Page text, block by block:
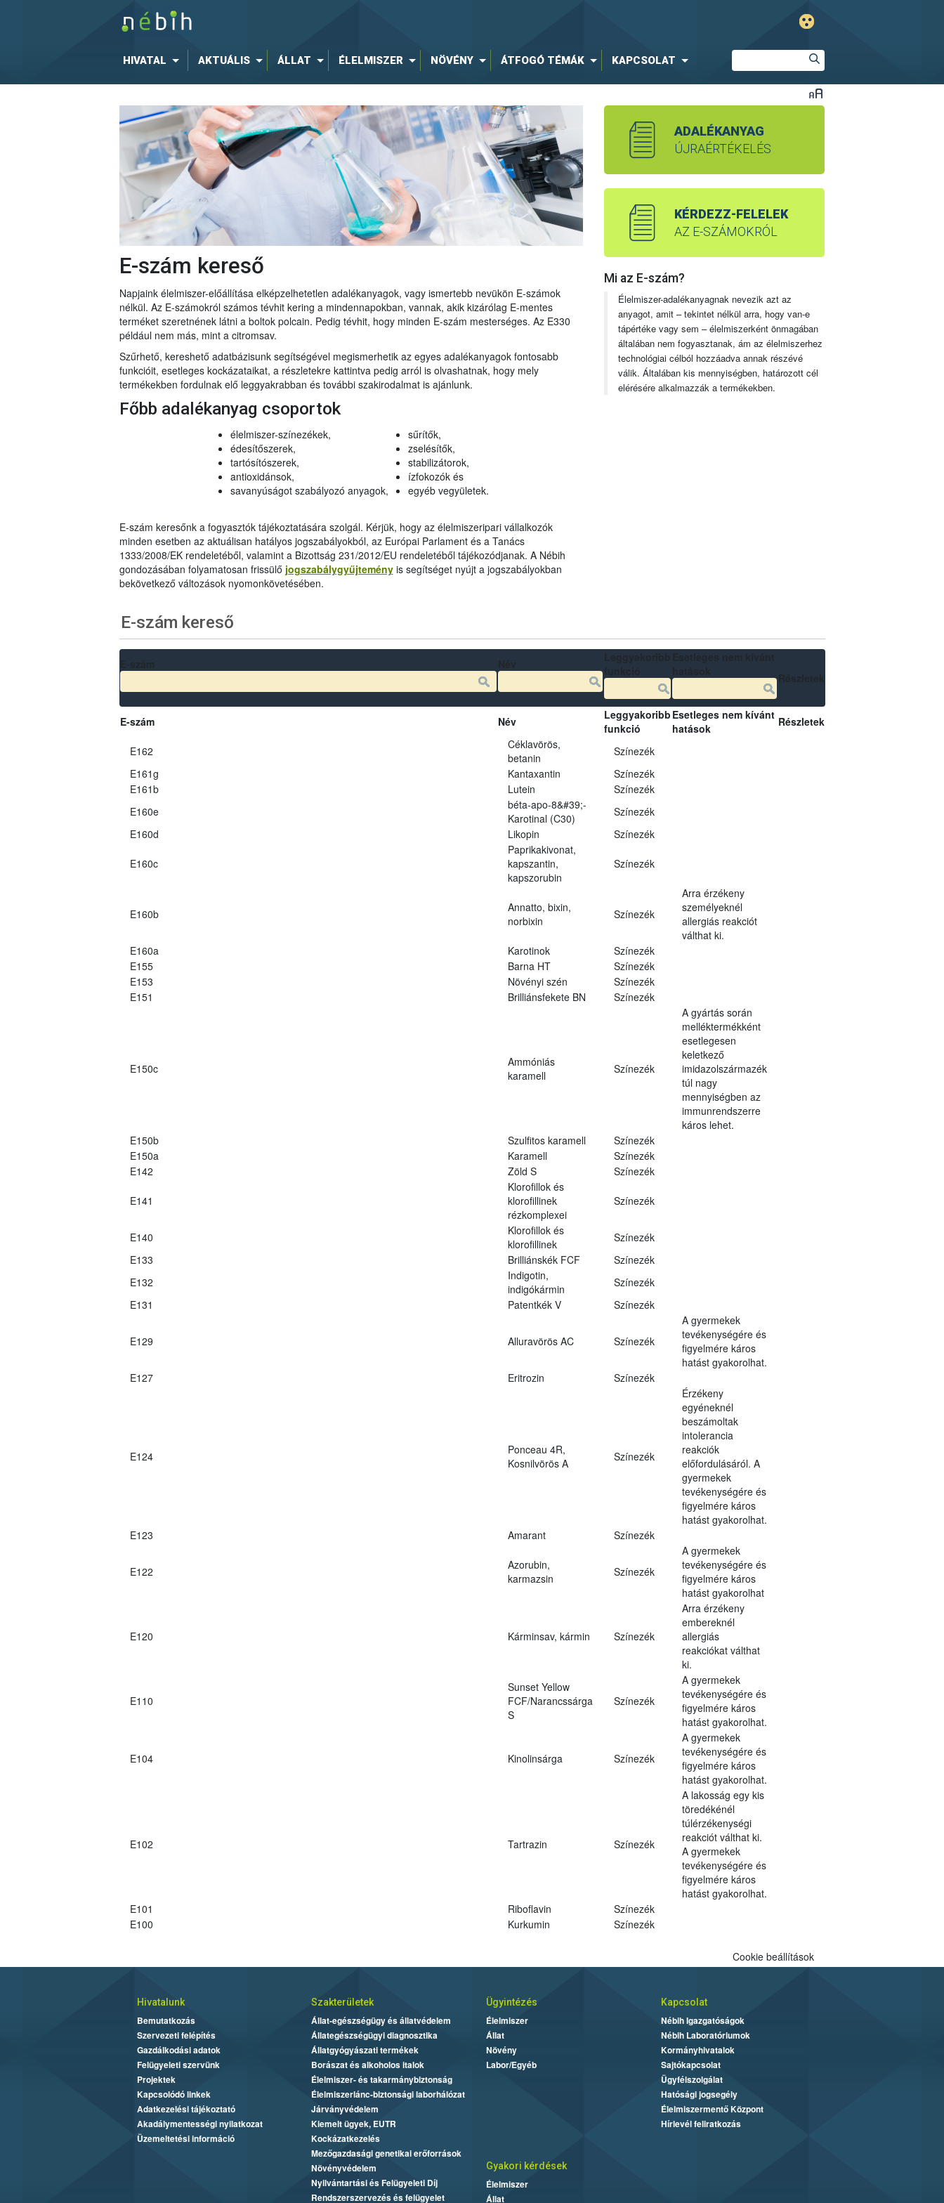
HIVATAL AKTUÁLIS ÁLLAT ÉLELMISZER NÖVÉNY ÁTFOGÓ TÉMÁK KAPCSOLAT
E-szám kereső
Napjaink élelmiszer-előállítása elképzelhetetlen adalékanyagok, vagy ismertebb nevükön E-számok
nélkül. Az E-számokról számos tévhit kering a mindennapokban, vannak, akik kizárólag E-mentes
terméket szeretnének látni a boltok polcain. Pedig tévhit, hogy minden E-szám mesterséges. Az E330
például nem más, mint a citromsav.
Szűrhető, kereshető adatbázisunk segítségével megismerhetik az egyes adalékanyagok fontosabb
funkcióit, esetleges kockázataikat, a részletekre kattintva pedig arról is olvashatnak, hogy mely
termékekben fordulnak elő leggyakrabban és további szakirodalmat is ajánlunk.
Főbb adalékanyag csoportok
élelmiszer-színezékek,
édesítőszerek,
tartósítószerek,
antioxidánsok,
savanyúságot szabályozó anyagok,
sűrítők,
zselésítők,
stabilizátorok,
ízfokozók és
egyéb vegyületek.
E-szám keresőnk a fogyasztók tájékoztatására szolgál. Kérjük, hogy az élelmiszeripari vállalkozók
minden esetben az aktuálisan hatályos jogszabályokból, az Európai Parlament és a Tanács
1333/2008/EK rendeletéből, valamint a Bizottság 231/2012/EU rendeletéből tájékozódjanak. A Nébih
gondozásában folyamatosan frissülő jogszabálygyűjteményis segítséget nyújt a jogszabályokban
bekövetkező változások nyomonkövetésében.
ADALÉKANYAG
ÚJRAÉRTÉKELÉS
KÉRDEZZ-FELELEK
AZ E-SZÁMOKRÓL
Mi az E-szám?
Élelmiszer-adalékanyagnak nevezik azt az
anyagot, amit – tekintet nélkül arra, hogy van-e
tápértéke vagy sem – élelmiszerként önmagában
általában nem fogyasztanak, ám az élelmiszerhez
technológiai célból hozzáadva annak részévé
válik. Általában kis mennyiségben, határozott cél
elérésére alkalmazzák a termékekben.
E-szám kereső
E-szám Név
Leggyakoribb
funkció
Esetleges nem kívánt
hatások
Részletek
E162
Céklavörös,
betanin
Színezék
E161g
Kantaxantin
Színezék
E161b
Lutein
Színezék
E160e
béta-apo-8&#39;-
Karotinal (C30)
Színezék
E160d
Likopin Színezék
E160c
Paprikakivonat,
kapszantin,
kapszorubin
Színezék
E160b
Annatto, bixin,
norbixin
Színezék
Arra érzékeny
személyeknél
allergiás reakciót
válthat ki.
E160a
Karotinok
Színezék
E155
Barna HT
Színezék
E153
Növényi szén
Színezék
E151
Brilliánsfekete BN Színezék
E150c
Ammóniás
karamell
Színezék
A gyártás során
melléktermékként
esetlegesen
keletkező
imidazolszármazék
túl nagy
mennyiségben az
immunrendszerre
káros lehet.
E150b
Szulfitos karamell
Színezék
E150a
Karamell
Színezék
E142
Zöld S Színezék
E141
Klorofillok és
klorofillinek
rézkomplexei
Színezék
E140
Klorofillok és
klorofillinek
Színezék
E133
Brilliánskék FCF
Színezék
E132
Indigotin,
indigókármin
Színezék
E131
Patentkék V Színezék
E129 Alluravörös AC Színezék
A gyermekek
tevékenységére és
figyelmére káros
hatást gyakorolhat.
E127
Eritrozin Színezék
E124
Ponceau 4R,
Kosnilvörös A
Színezék
Érzékeny
egyéneknél
beszámoltak
intolerancia
reakciók
előfordulásáról. A
gyermekek
tevékenységére és
figyelmére káros
hatást gyakorolhat.
E123
Amarant Színezék
E122
Azorubin,
karmazsin
Színezék
A gyermekek
tevékenységére és
figyelmére káros
hatást gyakorolhat
E120 Kárminsav, kármin Színezék
Arra érzékeny
embereknél
allergiás
reakciókat válthat
ki.
E110
Sunset Yellow
FCF/Narancssárga
S
Színezék
A gyermekek
tevékenységére és
figyelmére káros
hatást gyakorolhat.
E104 Kinolinsárga Színezék
A gyermekek
tevékenységére és
figyelmére káros
hatást gyakorolhat.
E102 Tartrazin Színezék
A lakosság egy kis
töredékénél
túlérzékenységi
reakciót válthat ki.
A gyermekek
tevékenységére és
figyelmére káros
hatást gyakorolhat.
E101
Riboflavin
Színezék
E100
Kurkumin Színezék
Cookie beállítások
Hivatalunk
Bemutatkozás
Szervezeti felépítés
Gazdálkodási adatok
Felügyeleti szervünk
Projektek
Kapcsolódó linkek
Adatkezelési tájékoztató
Akadálymentességi nyilatkozat
Üzemeltetési információ
Szakterületek
Állat-egészségügy és állatvédelem
Állategészségügyi diagnosztika
Állatgyógyászati termékek
Borászat és alkoholos italok
Élelmiszer- és takarmánybiztonság
Élelmiszerlánc-biztonsági laborhálózat
Járványvédelem
Kiemelt ügyek, EUTR
Kockázatkezelés
Mezőgazdasági genetikai erőforrások
Növényvédelem
Nyilvántartási és Felügyeleti Díj
Rendszerszervezés és felügyelet
Ügyintézés
Élelmiszer
Állat
Növény
Labor/Egyéb
Kapcsolat
Nébih Igazgatóságok
Nébih Laboratóriumok
Kormányhivatalok
Sajtókapcsolat
Ügyfélszolgálat
Hatósági jogsegély
Élelmiszermentő Központ
Hírlevél feliratkozás
Gyakori kérdések
Élelmiszer
Állat